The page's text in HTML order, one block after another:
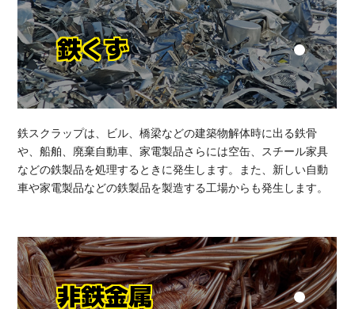
鉄くず
鉄スクラップは、ビル、橋梁などの建築物解体時に出る鉄骨
や、船舶、廃棄自動車、家電製品さらには空缶、スチール家具
などの鉄製品を処理するときに発生します。また、新しい自動
車や家電製品などの鉄製品を製造する工場からも発生します。
非鉄金属